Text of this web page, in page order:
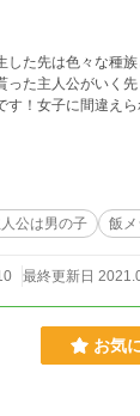
た先は色々な種
た主人公がいく
！女子に間違え
公は男の子 飯メ
最終更新日
お気